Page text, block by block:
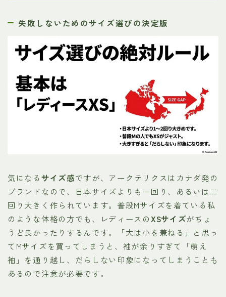
失敗しないためのサイズ選びの決定版
気になるサイズ感ですが、アークテリクスはカナダ発の
ブランドなので、日本サイズよりも一回り、あるいは二
回り大きく作られています。普段Mサイズを着ている私
のような体格の方でも、レディースのXSサイズがちょ
うど良かったりするんです。「大は小を兼ねる」と思っ
てMサイズを買ってしまうと、袖が余りすぎて「萌え
袖」を通り越し、だらしない印象になってしまうことも
あるので注意が必要です。